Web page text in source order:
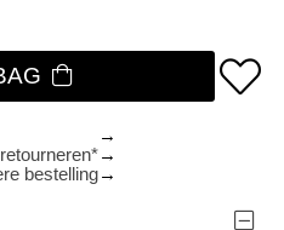
bestelling